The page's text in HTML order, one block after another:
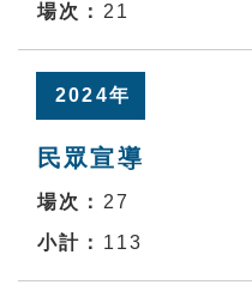
21
2024年
民眾宣導
27
113